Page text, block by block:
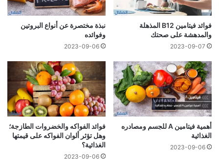
فوائد فيتامين B12 المذهلة
والمدهشة على صحتك
2023-09-07
نبذة مختصرة عن أنواع البروتين
وفوائده
2023-09-06
أهمية فيتامين A للجسم ومصادره
الغذائية
2023-09-06
فوائد الفواكه والخضروات الطازجة؛
وهل تؤثر ألوان الفواكه على قيمتها
الغذائية؟
2023-09-06